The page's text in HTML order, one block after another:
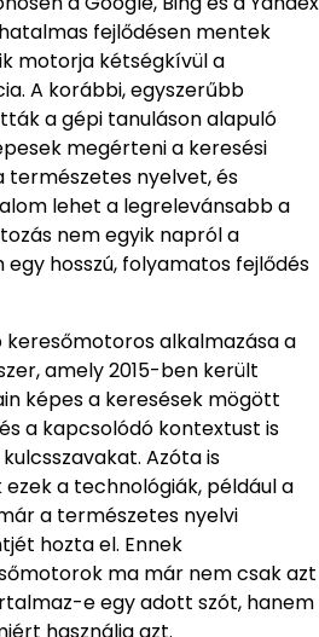
fejlődésen mentek
motorja kétségkívül a
A korábbi, egyszerűbb
a gépi tanuláson alapuló
megérteni a keresési
természetes nyelvet, és
lehet a legrelevánsabb a
nem egyik napról a
hosszú, folyamatos fejlődés
keresőmotoros alkalmazása a
amely 2015-ben került
képes a keresések mögött
a kapcsolódó kontextust is
Azóta is
a technológiák, például a
a természetes nyelvi
hozta el. Ennek
ma már nem csak azt
e egy adott szót, hanem
használja azt.